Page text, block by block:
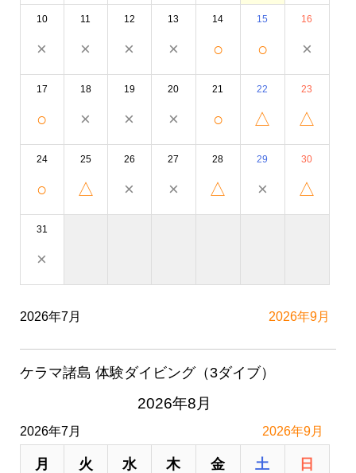
10
×
11
×
12
×
13
×
14
○
15
○
16
×
17
○
18
×
19
×
20
×
21
○
22
△
23
△
24
○
25
△
26
×
27
×
28
△
29
×
30
△
31
×
2026年7月 2026年9月
ケラマ諸島 体験ダイビング（3ダイブ）
2026年8月
2026年7月 2026年9月
月 火 水 木 金 土 日